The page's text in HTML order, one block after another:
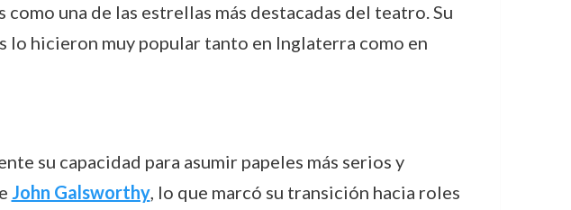
una de las estrellas más destacadas del teatro. Su
hicieron muy popular tanto en Inglaterra como en
su capacidad para asumir papeles más serios y
John Galsworthy, lo que marcó su transición hacia roles